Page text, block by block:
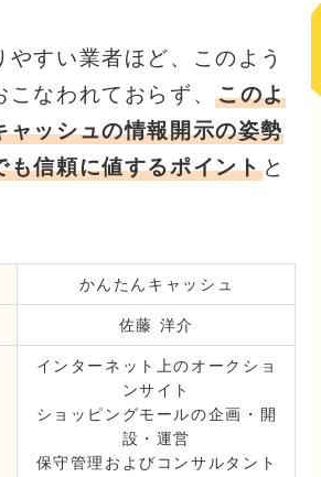
やすい業者ほど、このよう
こなわれておらず、このよ
ャッシュの情報開示の姿勢
も信頼に値するポイント と
かんたんキャッシュ
佐藤 洋介
インターネット上のオークショ
ンサイト
ショッピングモールの企画・開
設・運営
保守管理およびコンサルタント